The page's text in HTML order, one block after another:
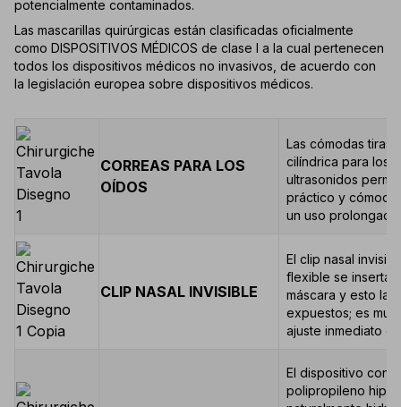
potencialmente contaminados.
Las mascarillas quirúrgicas están clasificadas oficialmente
como DISPOSITIVOS MÉDICOS de clase I a la cual pertenecen
todos los dispositivos médicos no invasivos, de acuerdo con
la legislación europea sobre dispositivos médicos.
CORREAS PARA LOS
OÍDOS
Las cómodas tiras
cilíndrica para los
ultrasonidos
práctico y
un uso
CLIP NASAL INVISIBLE
El clip nasal
flexible se inserta
máscara y esto la
expuestos; es
ajuste inmediato
El dispositivo
polipropileno